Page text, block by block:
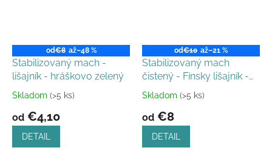
od€8 až–48 %
Stabilizovaný mach -
lišajník - hráškovo zelený
Priemerné
produktu
Skladom (>5 ks)
od €4,10
DETAIL
od€10 až–21 %
Stabilizovaný mach
čistený - Fínsky lišajník -
bledomodrý
Priemerné
produktu
Skladom (>5 ks)
od €8
DETAIL